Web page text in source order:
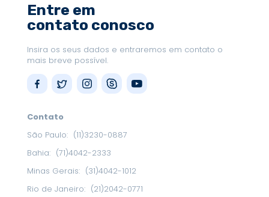
Entre em
contato conosco
Insira os seus dados e entraremos em contato o
mais breve possível.
Contato
São Paulo: (11)3230-0887
Bahia: (71)4042-2333
Minas Gerais: (31)4042-1012
Rio de Janeiro: (21)2042-0771